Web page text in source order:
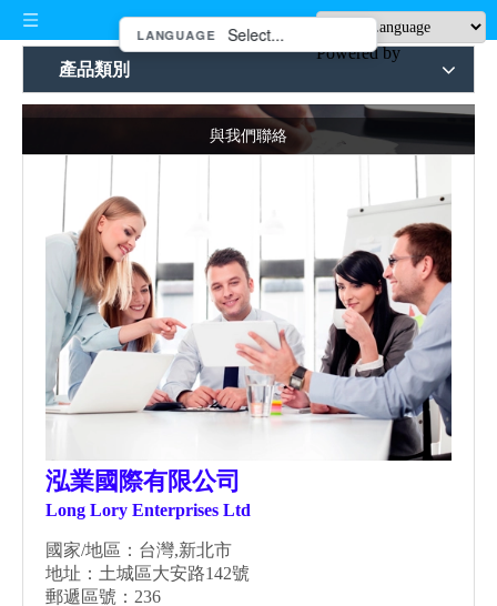
Powered by
產品類別
與我們聯絡
泓業國際有限公司
Long Lory Enterprises Ltd
國家/地區：台灣,新北市
地址：土城區大安路142號
郵遞區號：236
LANGUAGE